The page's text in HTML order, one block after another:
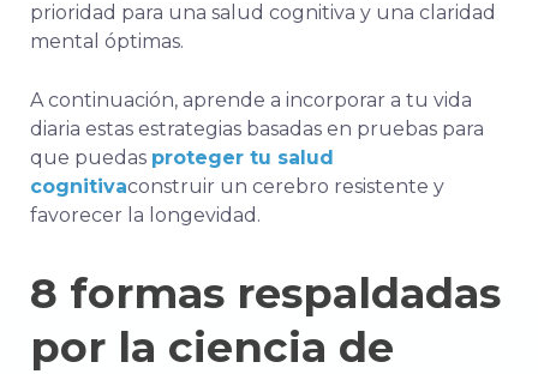
prioridad para una salud cognitiva y una claridad
mental óptimas.
A continuación, aprende a incorporar a tu vida
diaria estas estrategias basadas en pruebas para
que puedas proteger tu salud
cognitivaconstruir un cerebro resistente y
favorecer la longevidad.
8 formas respaldadas
por la ciencia de